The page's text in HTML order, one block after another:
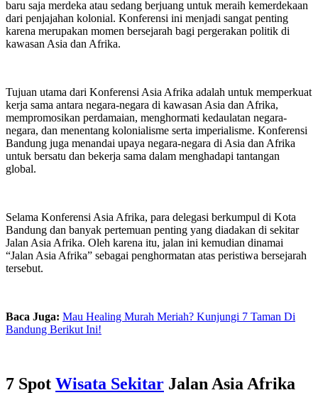
baru saja merdeka atau sedang berjuang untuk meraih kemerdekaan
dari penjajahan kolonial. Konferensi ini menjadi sangat penting
karena merupakan momen bersejarah bagi pergerakan politik di
kawasan Asia dan Afrika.
Tujuan utama dari Konferensi Asia Afrika adalah untuk memperkuat
kerja sama antara negara-negara di kawasan Asia dan Afrika,
mempromosikan perdamaian, menghormati kedaulatan negara-
negara, dan menentang kolonialisme serta imperialisme. Konferensi
Bandung juga menandai upaya negara-negara di Asia dan Afrika
untuk bersatu dan bekerja sama dalam menghadapi tantangan
global.
Selama Konferensi Asia Afrika, para delegasi berkumpul di Kota
Bandung dan banyak pertemuan penting yang diadakan di sekitar
Jalan Asia Afrika. Oleh karena itu, jalan ini kemudian dinamai
“Jalan Asia Afrika” sebagai penghormatan atas peristiwa bersejarah
tersebut.
Baca Juga: Mau Healing Murah Meriah? Kunjungi 7 Taman Di
Bandung Berikut Ini!
7 Spot Wisata Sekitar Jalan Asia Afrika